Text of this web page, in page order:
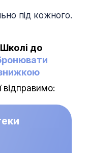
під кожного.
до
знижкою
відправимо: